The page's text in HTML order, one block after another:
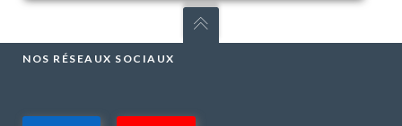
NOS RÉSEAUX SOCIAUX